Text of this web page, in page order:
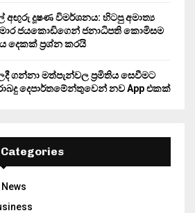
අඟුරු දූෂණ විමර්ශනය: හිටපු අමාත්‍ය
ජයකොඩිගෙන් ජනාධිපති කොමිසම
දෙකක් ප්‍රශ්න කරයි
ගන්නා මත්පැන්වල ප්‍රමිතිය සෙවීමට
දෙපාර්තමේන්තුවෙන් නව App එකක්
Categories
News